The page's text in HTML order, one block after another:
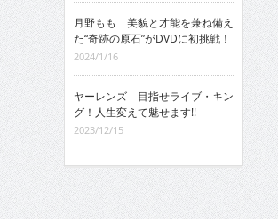
月野もも 美貌と才能を兼ね備え
た“奇跡の原石”がDVDに初挑戦！
2024/1/16
ヤーレンズ 目指せライブ・キン
グ！人生変えて魅せます!!
2023/12/15